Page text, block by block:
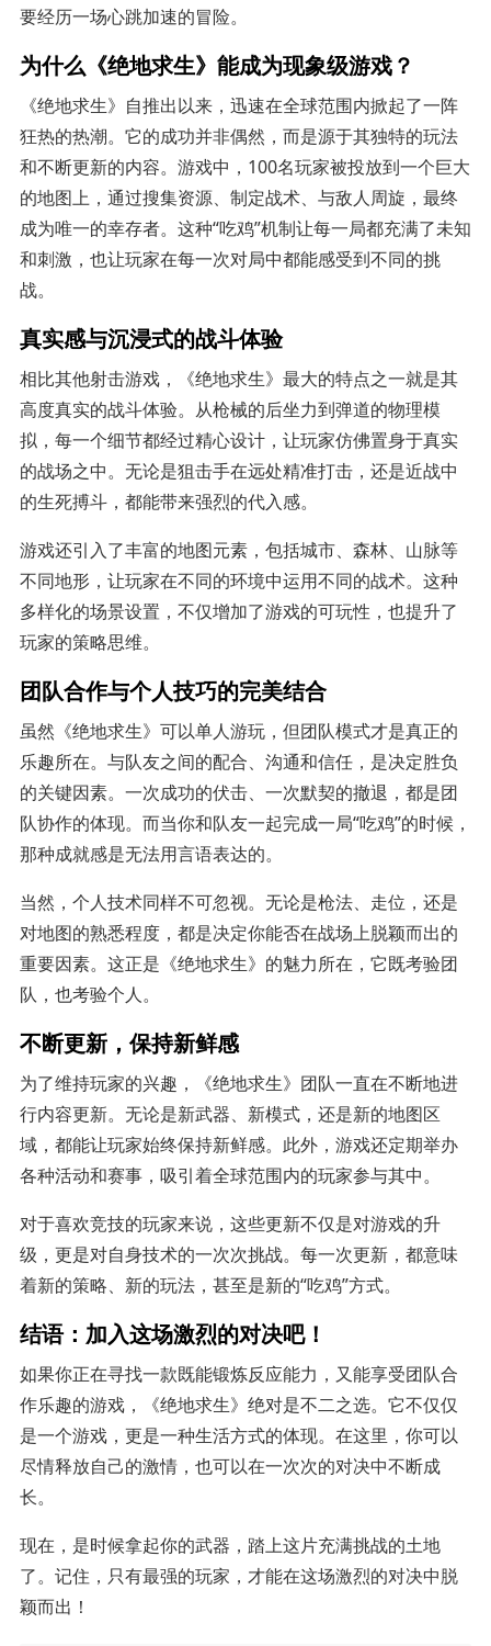
要经历一场心跳加速的冒险。
为什么《绝地求生》能成为现象级游戏？
《绝地求生》自推出以来，迅速在全球范围内掀起了一阵
狂热的热潮。它的成功并非偶然，而是源于其独特的玩法
和不断更新的内容。游戏中，100名玩家被投放到一个巨大
的地图上，通过搜集资源、制定战术、与敌人周旋，最终
成为唯一的幸存者。这种“吃鸡”机制让每一局都充满了未知
和刺激，也让玩家在每一次对局中都能感受到不同的挑
战。
真实感与沉浸式的战斗体验
相比其他射击游戏，《绝地求生》最大的特点之一就是其
高度真实的战斗体验。从枪械的后坐力到弹道的物理模
拟，每一个细节都经过精心设计，让玩家仿佛置身于真实
的战场之中。无论是狙击手在远处精准打击，还是近战中
的生死搏斗，都能带来强烈的代入感。
游戏还引入了丰富的地图元素，包括城市、森林、山脉等
不同地形，让玩家在不同的环境中运用不同的战术。这种
多样化的场景设置，不仅增加了游戏的可玩性，也提升了
玩家的策略思维。
团队合作与个人技巧的完美结合
虽然《绝地求生》可以单人游玩，但团队模式才是真正的
乐趣所在。与队友之间的配合、沟通和信任，是决定胜负
的关键因素。一次成功的伏击、一次默契的撤退，都是团
队协作的体现。而当你和队友一起完成一局“吃鸡”的时候，
那种成就感是无法用言语表达的。
当然，个人技术同样不可忽视。无论是枪法、走位，还是
对地图的熟悉程度，都是决定你能否在战场上脱颖而出的
重要因素。这正是《绝地求生》的魅力所在，它既考验团
队，也考验个人。
不断更新，保持新鲜感
为了维持玩家的兴趣，《绝地求生》团队一直在不断地进
行内容更新。无论是新武器、新模式，还是新的地图区
域，都能让玩家始终保持新鲜感。此外，游戏还定期举办
各种活动和赛事，吸引着全球范围内的玩家参与其中。
对于喜欢竞技的玩家来说，这些更新不仅是对游戏的升
级，更是对自身技术的一次次挑战。每一次更新，都意味
着新的策略、新的玩法，甚至是新的“吃鸡”方式。
结语：加入这场激烈的对决吧！
如果你正在寻找一款既能锻炼反应能力，又能享受团队合
作乐趣的游戏，《绝地求生》绝对是不二之选。它不仅仅
是一个游戏，更是一种生活方式的体现。在这里，你可以
尽情释放自己的激情，也可以在一次次的对决中不断成
长。
现在，是时候拿起你的武器，踏上这片充满挑战的土地
了。记住，只有最强的玩家，才能在这场激烈的对决中脱
颖而出！